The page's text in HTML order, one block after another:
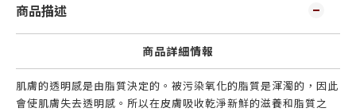
商品描述
商品詳細情報
肌膚的透明感是由脂質決定的。被污染氧化的脂質是渾濁的，因此
會使肌膚失去透明感。所以在皮膚吸收乾淨新鮮的滋養和脂質之